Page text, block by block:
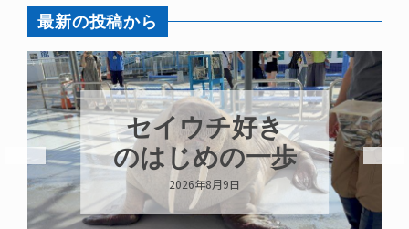
最新の投稿から
８月はカガミモ
チウニ推し
2026年8月8日